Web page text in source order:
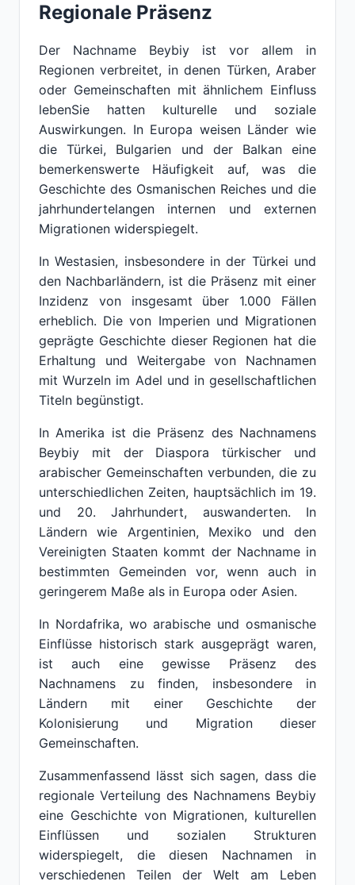
Regionale Präsenz
Der Nachname Beybiy ist vor allem in
Regionen verbreitet, in denen Türken, Araber
oder Gemeinschaften mit ähnlichem Einfluss
lebenSie hatten kulturelle und soziale
Auswirkungen. In Europa weisen Länder wie
die Türkei, Bulgarien und der Balkan eine
bemerkenswerte Häufigkeit auf, was die
Geschichte des Osmanischen Reiches und die
jahrhundertelangen internen und externen
Migrationen widerspiegelt.
In Westasien, insbesondere in der Türkei und
den Nachbarländern, ist die Präsenz mit einer
Inzidenz von insgesamt über 1.000 Fällen
erheblich. Die von Imperien und Migrationen
geprägte Geschichte dieser Regionen hat die
Erhaltung und Weitergabe von Nachnamen
mit Wurzeln im Adel und in gesellschaftlichen
Titeln begünstigt.
In Amerika ist die Präsenz des Nachnamens
Beybiy mit der Diaspora türkischer und
arabischer Gemeinschaften verbunden, die zu
unterschiedlichen Zeiten, hauptsächlich im 19.
und 20. Jahrhundert, auswanderten. In
Ländern wie Argentinien, Mexiko und den
Vereinigten Staaten kommt der Nachname in
bestimmten Gemeinden vor, wenn auch in
geringerem Maße als in Europa oder Asien.
In Nordafrika, wo arabische und osmanische
Einflüsse historisch stark ausgeprägt waren,
ist auch eine gewisse Präsenz des
Nachnamens zu finden, insbesondere in
Ländern mit einer Geschichte der
Kolonisierung und Migration dieser
Gemeinschaften.
Zusammenfassend lässt sich sagen, dass die
regionale Verteilung des Nachnamens Beybiy
eine Geschichte von Migrationen, kulturellen
Einflüssen und sozialen Strukturen
widerspiegelt, die diesen Nachnamen in
verschiedenen Teilen der Welt am Leben